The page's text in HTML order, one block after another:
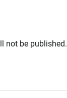
not be published.